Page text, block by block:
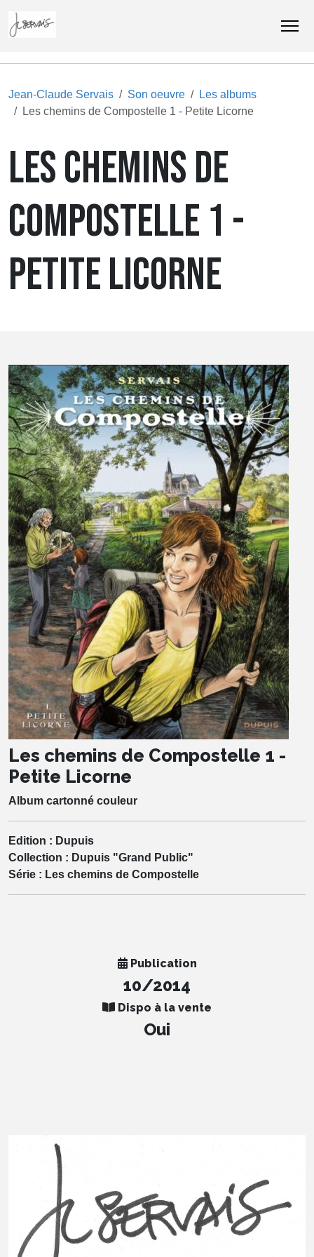
Jean-Claude Servais Son oeuvre
Les albums
Les chemins de Compostelle 1 - Petite Licorne
LES CHEMINS DE
COMPOSTELLE 1 -
PETITE LICORNE
Les chemins de Compostelle 1 -
Petite Licorne
Album cartonné couleur
Edition : Dupuis
Collection : Dupuis "Grand Public"
Série : Les chemins de Compostelle
Publication
10/2014
Dispo à la vente
Oui